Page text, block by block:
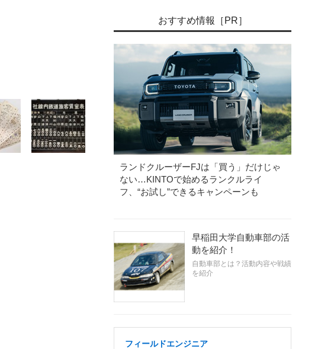
おすすめ情報［PR］
ランドクルーザーFJは「買う」だけじゃ
ない…KINTOで始めるランクルライ
フ、“お試し”できるキャンペーンも
早稲田大学自動車部の活
動を紹介！
自動車部とは？活動内容や戦績
を紹介
フィールドエンジニア